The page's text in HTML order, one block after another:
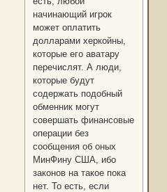
начинающий игрок
может оплатить
долларами херкойны,
которые его аватару
перечислят. А люди,
которые будут
содержать подобный
обменник могут
совершать финансовые
операции без
сообщения об оных
МинФину США, ибо
законов на такое пока
нет. То есть, если